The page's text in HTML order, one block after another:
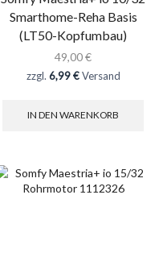
Smarthome-Reha Basis
(LT50-Kopfumbau)
49,00€
zzgl. 6,99 €Versand
IN DEN WARENKORB